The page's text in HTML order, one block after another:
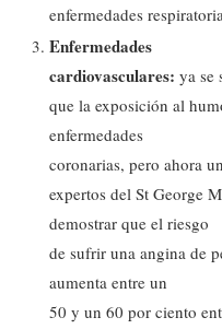
enfermedades
Enfermedades
cardiovasculares: ya se
que la exposición al
enfermedades
coronarias, pero ahora
expertos del St George
demostrar que el riesgo
de sufrir una angina de
aumenta entre un
50 y un 60 por ciento